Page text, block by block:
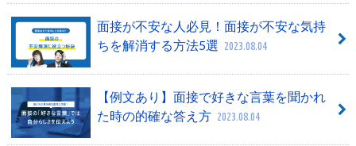
面接が不安な人必見！面接が不安な気持
ちを解消する方法5選 2023.08.04
【例文あり】面接で好きな言葉を聞かれ
た時の的確な答え方 2023.08.04